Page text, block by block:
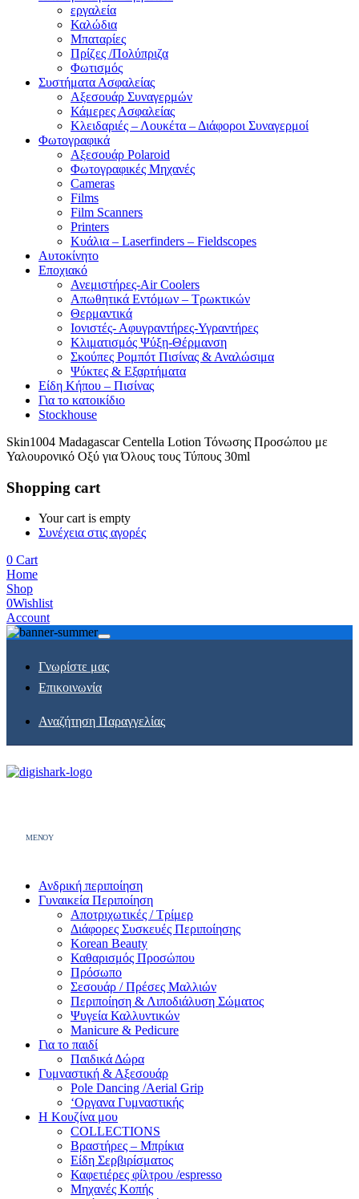
εργαλεία
Καλώδια
Μπαταρίες
Πρίζες /Πολύπριζα
Φωτισμός
Συστήματα Ασφαλείας
Αξεσουάρ Συναγερμών
Κάμερες Ασφαλείας
Κλειδαριές – Λουκέτα – Διάφοροι Συναγερμοί
Φωτογραφικά
Αξεσουάρ Polaroid
Φωτογραφικές Μηχανές
Cameras
Films
Film Scanners
Printers
Κυάλια – Laserfinders – Fieldscopes
Αυτοκίνητο
Εποχιακό
Ανεμιστήρες-Air Coolers
Απωθητικά Εντόμων – Τρωκτικών
Θερμαντικά
Ιονιστές- Αφυγραντήρες-Υγραντήρες
Κλιματισμός Ψύξη-Θέρμανση
Σκούπες Ρομπότ Πισίνας & Αναλώσιμα
Ψύκτες & Εξαρτήματα
Είδη Κήπου – Πισίνας
Για το κατοικίδιο
Stockhouse
Skin1004 Madagascar Centella Lotion Τόνωσης Προσώπου με
Υαλουρονικό Οξύ για Όλους τους Τύπους 30ml
Shopping cart
Your cart is empty
Συνέχεια στις αγορές
0 Cart
Home
Shop
0Wishlist
Account
Γνωρίστε μας
Επικοινωνία
Αναζήτηση Παραγγελίας
MENOY
Ανδρική περιποίηση
Γυναικεία Περιποίηση
Αποτριχωτικές / Τρίμερ
Διάφορες Συσκευές Περιποίησης
Korean Beauty
Καθαρισμός Προσώπου
Πρόσωπο
Σεσουάρ / Πρέσες Μαλλιών
Περιποίηση & Λιποδιάλυση Σώματος
Ψυγεία Καλλυντικών
Manicure & Pedicure
Για το παιδί
Παιδικά Δώρα
Γυμναστική & Αξεσουάρ
Pole Dancing /Aerial Grip
‘Οργανα Γυμναστικής
Η Κουζίνα μου
COLLECTIONS
Βραστήρες – Μπρίκια
Είδη Σερβιρίσματος
Καφετιέρες φίλτρου /espresso
Μηχανές Κοπής